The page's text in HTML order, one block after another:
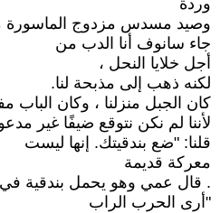
وردة
وصيد مسدس مزدوج الماسورة
جاء سانوف أنا الدب من
أجل خلايا النحل ،
لكنه ذهب إلى مذبحة لنا.
كان الجبل منزلنا ، وكان الباب
لأننا لم نكن نتوقع ضيفًا غير
قلنا: "ضع بندقيتك. إنها ليست
معركة قديمة
. قال عمي وهو يحمل بندقية في
"أرى الحرب الراب